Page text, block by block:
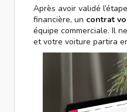
Après avoir validé
financière, un contrat
équipe commerciale. Il
et votre voiture partira